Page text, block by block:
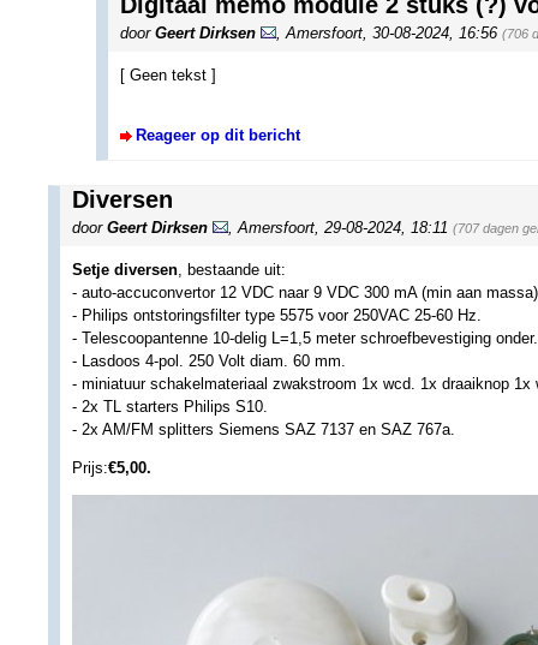
door Geert Dirksen Amersfoort 30-08-2024, 16:56 (706
[ Geen tekst ]
Reageer op dit bericht
Diversen
door Geert Dirksen Amersfoort 29-08-2024, 18:11 (707 dagen
Setje diversen , bestaande uit:
- auto-accuconvertor 12 VDC naar 9 VDC 300 mA (min aan
- Philips ontstoringsfilter type 5575 voor 250VAC 25-60 Hz.
- Telescoopantenne 10-delig L=1,5 meter schroefbevestiging onder.
- Lasdoos 4-pol. 250 Volt diam. 60 mm.
- miniatuur schakelmateriaal zwakstroom 1x wcd. 1x draaiknop
- 2x TL starters Philips S10.
- 2x AM/FM splitters Siemens SAZ 7137 en SAZ 767a.
Prijs:€5,00.